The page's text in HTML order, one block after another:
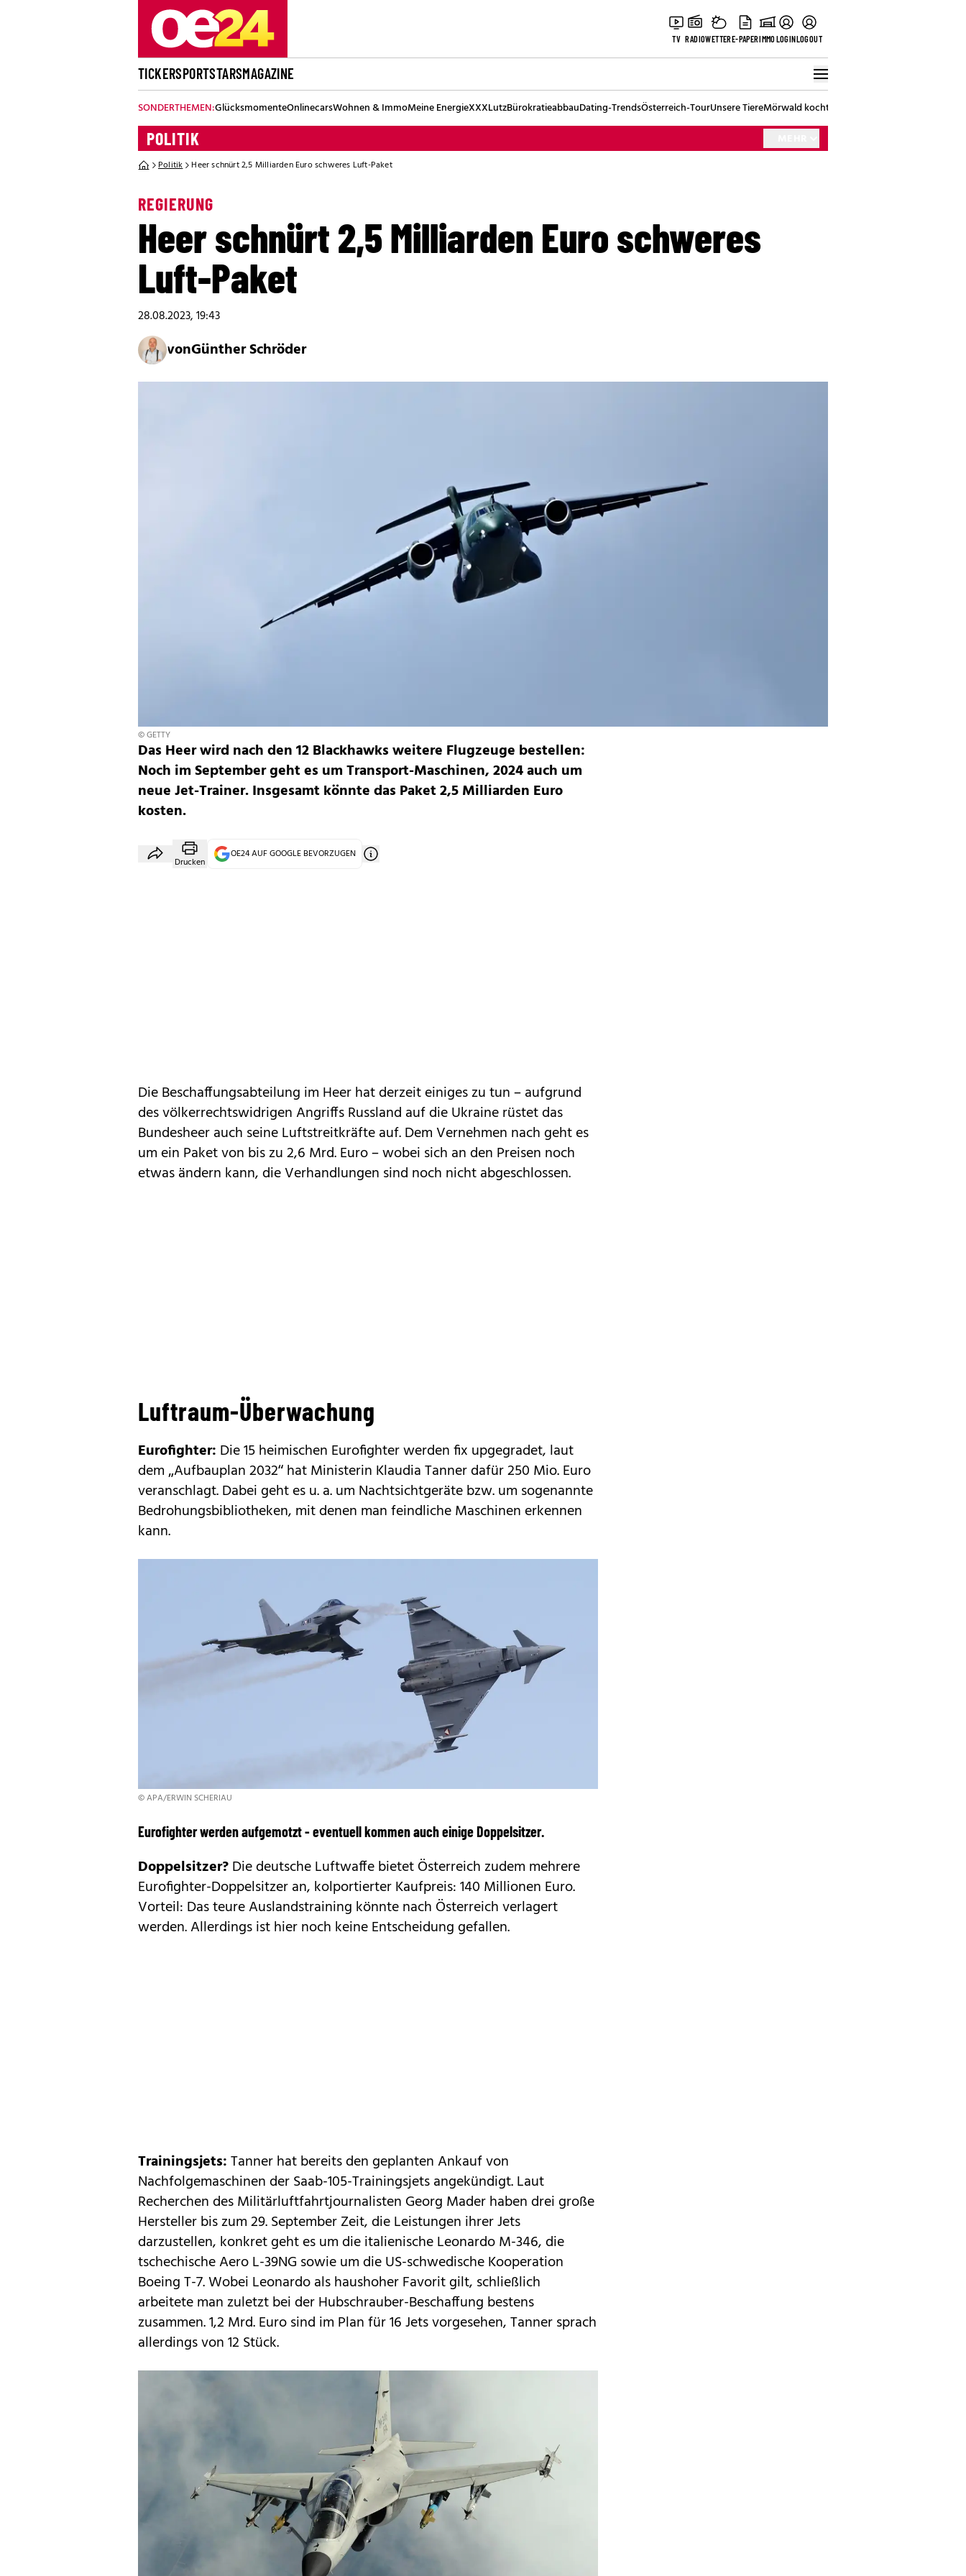
TV RADIOWETTERE-PAPERIMMOLOGINLOGOUT
TICKERSPORTSTARSMAGAZINE
SONDERTHEMEN:GlücksmomenteOnlinecarsWohnen & ImmoMeine EnergieXXXLutzBürokratieabbauDating-TrendsÖsterreich-TourUnsere TiereMörwald kocht
POLITIK
Politik Heer schnürt 2,5 Milliarden Euro schweres Luft-Paket
REGIERUNG
Heer schnürt 2,5 Milliarden Euro schweres
Luft-Paket
28.08.2023, 19:43
vonGünther Schröder
© GETTY
Das Heer wird nach den 12 Blackhawks weitere Flugzeuge bestellen:
Noch im September geht es um Transport-Maschinen, 2024 auch um
neue Jet-Trainer. Insgesamt könnte das Paket 2,5 Milliarden Euro
kosten.
Drucken
OE24 AUF GOOGLE BEVORZUGEN
Die Beschaffungsabteilung im Heer hat derzeit einiges zu tun – aufgrund
des völkerrechtswidrigen Angriffs Russland auf die Ukraine rüstet das
Bundesheer auch seine Luftstreitkräfte auf. Dem Vernehmen nach geht es
um ein Paket von bis zu 2,6 Mrd. Euro – wobei sich an den Preisen noch
etwas ändern kann, die Verhandlungen sind noch nicht abgeschlossen.
Luftraum-Überwachung
Eurofighter: Die 15 heimischen Eurofighter werden fix upgegradet, laut
dem „Aufbauplan 2032“ hat Ministerin Klaudia Tanner dafür 250 Mio. Euro
veranschlagt. Dabei geht es u. a. um Nachtsichtgeräte bzw. um sogenannte
Bedrohungsbibliotheken, mit denen man feindliche Maschinen erkennen
kann.
© APA/ERWIN SCHERIAU
Eurofighter werden aufgemotzt - eventuell kommen auch einige Doppelsitzer.
Doppelsitzer?Die deutsche Luftwaffe bietet Österreich zudem mehrere
Eurofighter-Doppelsitzer an, kolportierter Kaufpreis: 140 Millionen Euro.
Vorteil: Das teure Auslandstraining könnte nach Österreich verlagert
werden. Allerdings ist hier noch keine Entscheidung gefallen.
Trainingsjets:Tanner hat bereits den geplanten Ankauf von
Nachfolgemaschinen der Saab-105-Trainingsjets angekündigt. Laut
Recherchen des Militärluftfahrtjournalisten Georg Mader haben drei große
Hersteller bis zum 29. September Zeit, die Leistungen ihrer Jets
darzustellen, konkret geht es um die italienische Leonardo M-346, die
tschechische Aero L-39NG sowie um die US-schwedische Kooperation
Boeing T-7. Wobei Leonardo als haushoher Favorit gilt, schließlich
arbeitete man zuletzt bei der Hubschrauber-Beschaffung bestens
zusammen. 1,2 Mrd. Euro sind im Plan für 16 Jets vorgesehen, Tanner sprach
allerdings von 12 Stück.